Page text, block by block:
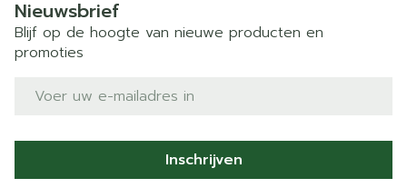
Nieuwsbrief
Blijf op de hoogte van nieuwe producten en
promoties
E-mail adres
Inschrijven